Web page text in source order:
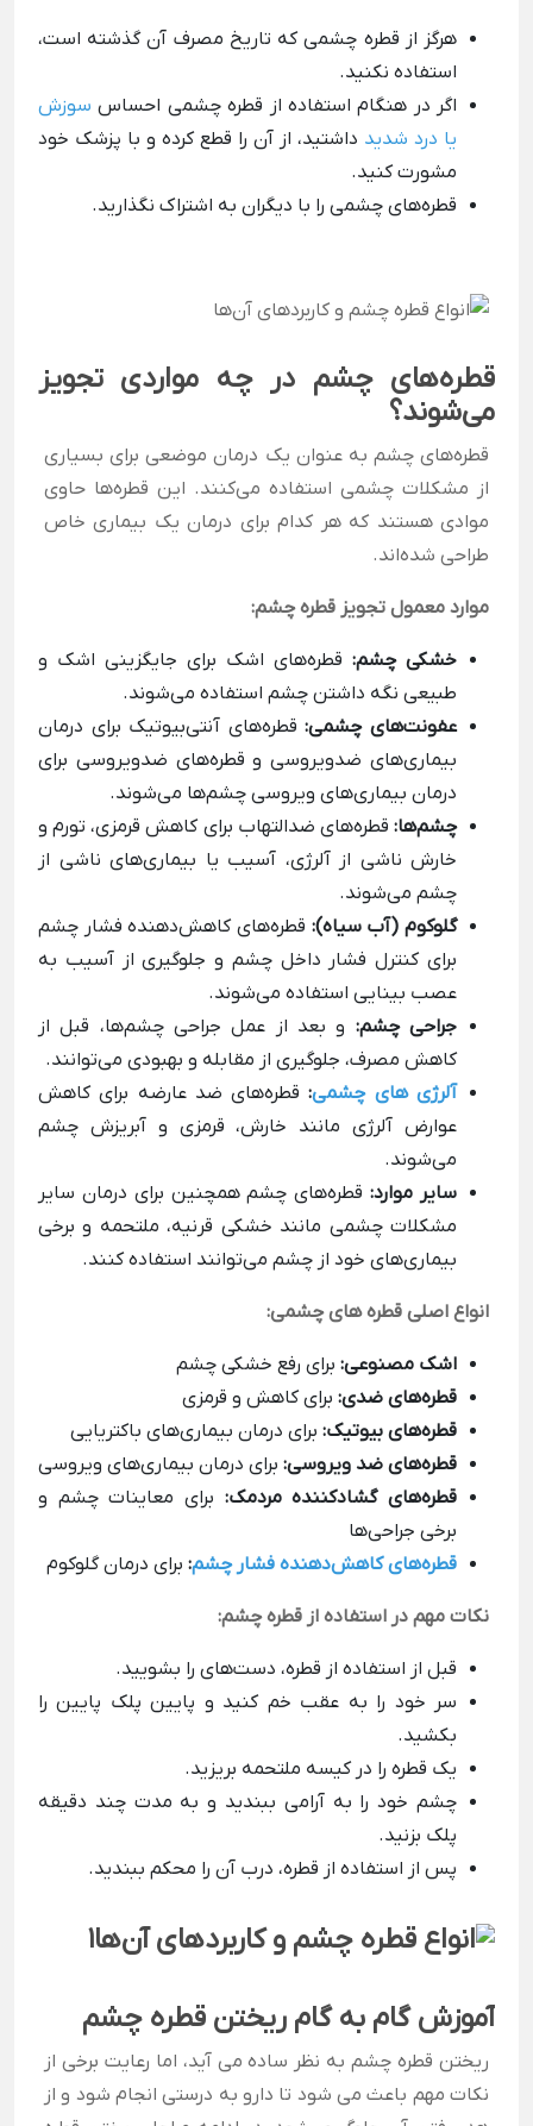
هرگز از قطره چشمی که تاریخ مصرف آن گذشته است،
استفاده نکنید.
اگر در هنگام استفاده از قطره چشمی احساس سوزش
یا درد شدید داشتید، از آن را قطع کرده و با پزشک خود
مشورت کنید.
قطره‌های چشمی را با دیگران به اشتراک نگذارید.
قطره‌های چشم در چه مواردی تجویز
می‌شوند؟
قطره‌های چشم به عنوان یک درمان موضعی برای بسیاری
از مشکلات چشمی استفاده می‌کنند. این قطره‌ها حاوی
موادی هستند که هر کدام برای درمان یک بیماری خاص
طراحی شده‌اند.
موارد معمول تجویز قطره چشم:
خشکی چشم: قطره‌های اشک برای جایگزینی اشک و
طبیعی نگه داشتن چشم استفاده می‌شوند.
عفونت‌های چشمی: قطره‌های آنتی‌بیوتیک برای درمان
بیماری‌های ضدویروسی و قطره‌های ضدویروسی برای
درمان بیماری‌های ویروسی چشم‌ها می‌شوند.
چشم‌ها: قطره‌های ضدالتهاب برای کاهش قرمزی، تورم و
خارش ناشی از آلرژی، آسیب یا بیماری‌های ناشی از
چشم می‌شوند.
گلوکوم (آب سیاه): قطره‌های کاهش‌دهنده فشار چشم
برای کنترل فشار داخل چشم و جلوگیری از آسیب به
عصب بینایی استفاده می‌شوند.
جراحی چشم: و بعد از عمل جراحی چشم‌ها، قبل از
کاهش مصرف، جلوگیری از مقابله و بهبودی می‌توانند.
آلرژی های چشمی: قطره‌های ضد عارضه برای کاهش
عوارض آلرژی مانند خارش، قرمزی و آبریزش چشم
می‌شوند.
سایر موارد: قطره‌های چشم همچنین برای درمان سایر
مشکلات چشمی مانند خشکی قرنیه، ملتحمه و برخی
بیماری‌های خود از چشم می‌توانند استفاده کنند.
انواع اصلی قطره های چشمی:
اشک مصنوعی: برای رفع خشکی چشم
قطره‌های ضدی: برای کاهش و قرمزی
قطره‌های بیوتیک: برای درمان بیماری‌های باکتریایی
قطره‌های ضد ویروسی: برای درمان بیماری‌های ویروسی
قطره‌های گشادکننده مردمک: برای معاینات چشم و
برخی جراحی‌ها
قطره‌های کاهش‌دهنده فشار چشم: برای درمان گلوکوم
نکات مهم در استفاده از قطره چشم:
قبل از استفاده از قطره، دست‌های را بشویید.
سر خود را به عقب خم کنید و پایین پلک پایین را
بکشید.
یک قطره را در کیسه ملتحمه بریزید.
چشم خود را به آرامی ببندید و به مدت چند دقیقه
پلک بزنید.
پس از استفاده از قطره، درب آن را محکم ببندید.
آموزش گام به گام ریختن قطره چشم
ریختن قطره چشم به نظر ساده می آید، اما رعایت برخی از
نکات مهم باعث می شود تا دارو به درستی انجام شود و از